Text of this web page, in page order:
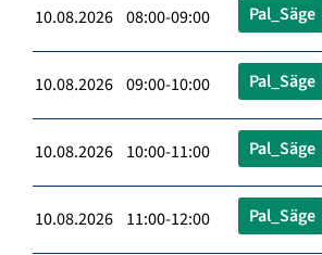
10.08.2026 08:00-09:00 Pal_Säge
10.08.2026 09:00-10:00 Pal_Säge
10.08.2026 10:00-11:00 Pal_Säge
10.08.2026 11:00-12:00 Pal_Säge